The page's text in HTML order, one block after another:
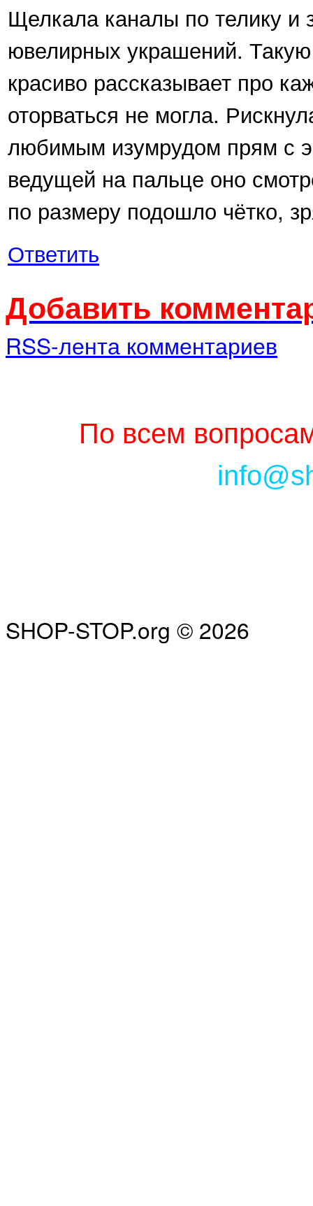
Щелкала каналы по телику и
ювелирных украшений.
красиво рассказывает про
оторваться не могла.
любимым изумрудом прям с
ведущей на пальце оно
по размеру подошло чётко,
Ответить
Добавить
RSS-лента комментариев
По всем
SHOP-STOP.org © 2026